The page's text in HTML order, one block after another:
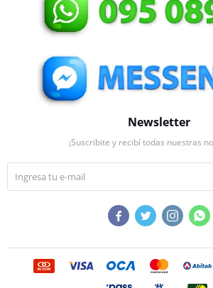
Newsletter
¡Suscribite y recibí todas nuestras
   